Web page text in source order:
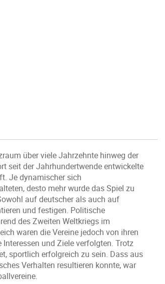
über viele Jahrzehnte hinweg der
seit der Jahrhundertwende entwickelte
Je dynamischer sich
desto mehr wurde das Spiel zu
auf deutscher als auch auf
und festigen. Politische
des Zweiten Weltkriegs im
waren die Vereine jedoch von ihren
und Ziele verfolgten. Trotz
sportlich erfolgreich zu sein. Dass aus
Verhalten resultieren konnte, war